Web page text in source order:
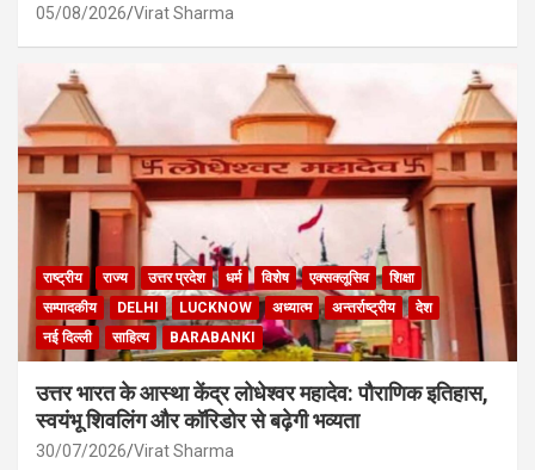
05/08/2026 Virat Sharma
राष्ट्रीय राज्य उत्तर प्रदेश धर्म विशेष एक्सक्लूसिव
शिक्षा
सम्पादकीय
DELHI LUCKNOW अध्यात्म अन्तर्राष्ट्रीय
देश
नई दिल्ली
साहित्य BARABANKI
उत्तर भारत के आस्था केंद्र लोधेश्वर महादेव: पौराणिक इतिहास,
स्वयंभू शिवलिंग और कॉरिडोर से बढ़ेगी भव्यता
30/07/2026 Virat Sharma